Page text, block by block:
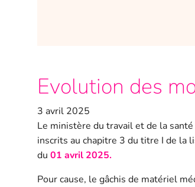
Evolution des
3 avril 2025
Le ministère du travail et de la
inscrits au chapitre 3 du titre I de la
du01 avril 2025.
Pour cause, le gâchis de matériel